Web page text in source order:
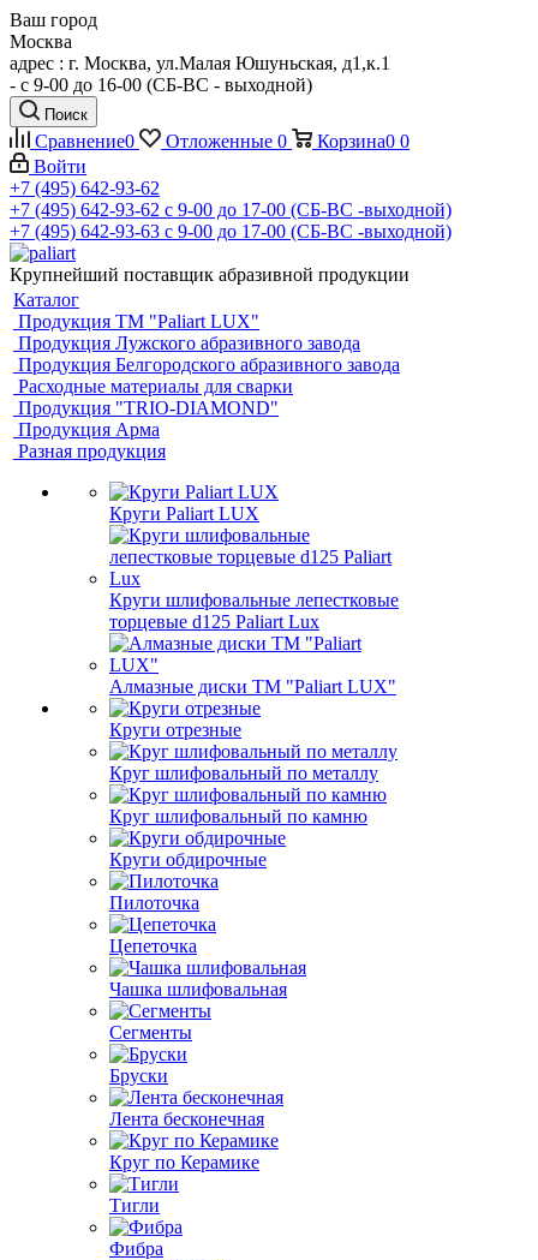
Ваш город
Москва
адрес : г. Москва, ул.Малая Юшуньская, д1,к.1
- c 9-00 до 16-00 (СБ-ВС - выходной)
Поиск
Сравнение0 Отложенные 0 Корзина0 0
Войти
+7 (495) 642-93-62
+7 (495) 642-93-62 c 9-00 до 17-00 (СБ-ВС -выходной)
+7 (495) 642-93-63 c 9-00 до 17-00 (СБ-ВС -выходной)
Крупнейший поставщик абразивной продукции
Каталог
Продукция ТМ "Paliart LUX"
Продукция Лужского абразивного завода
Продукция Белгородского абразивного завода
Расходные материалы для сварки
Продукция "TRIO-DIAMOND"
Продукция Арма
Разная продукция
Круги Paliart LUX
Круги шлифовальные лепестковые
торцевые d125 Paliart Lux
Алмазные диски ТМ "Paliart LUX"
Круги отрезные
Круг шлифовальный по металлу
Круг шлифовальный по камню
Круги обдирочные
Пилоточка
Цепеточка
Чашка шлифовальная
Сегменты
Бруски
Лента бесконечная
Круг по Керамике
Тигли
Фибра